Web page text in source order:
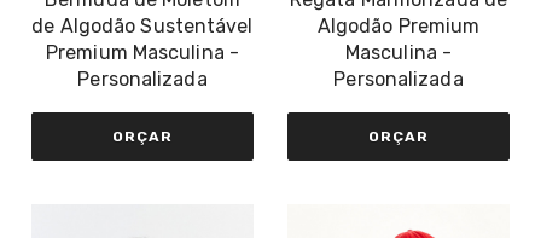
de Algodão Sustentável
Premium Masculina -
Personalizada
ORÇAR
Algodão Premium
Masculina -
Personalizada
ORÇAR